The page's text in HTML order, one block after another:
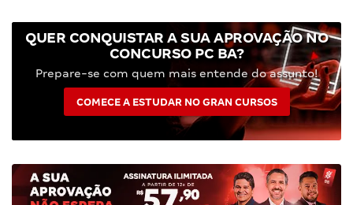
QUER CONQUISTAR A SUA APROVAÇÃO NO
CONCURSO PC BA?
Prepare-se com quem mais entende do assunto!
COMECE A ESTUDAR NO GRAN CURSOS